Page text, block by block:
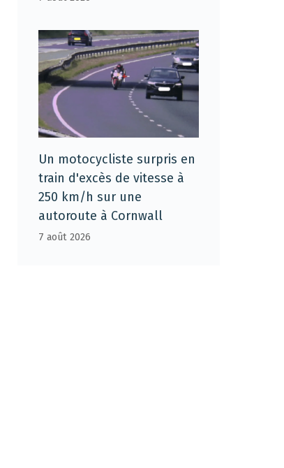
Un motocycliste surpris en
train d'excès de vitesse à
250 km/h sur une
autoroute à Cornwall
7 août 2026